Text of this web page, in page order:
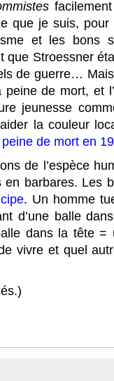
que je suis,
et les bons
que Stroessner
de guerre…
de mort, et
jeunesse
la couleur
de mort en
de l’espèce
barbares. Les
. Un homme
d’une balle
dans la tête =
vivre et quel